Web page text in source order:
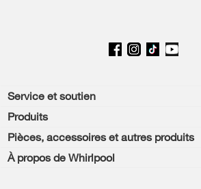
Footer
Service et soutien
Aide relative aux produits
Produits
Laveuses et sécheuses
Pièces, accessoires et autres produits
Accessoires
À propos de Whirlpool